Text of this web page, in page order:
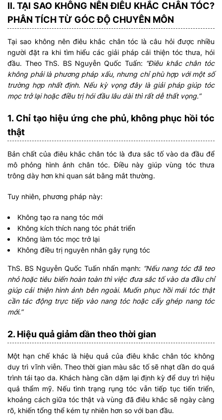
II. TẠI SAO KHÔNG NÊN ĐIÊU KHẮC CHÂN TÓC?
PHÂN TÍCH TỪ GÓC ĐỘ CHUYÊN MÔN
Tại sao không nên điêu khắc chân tóc là câu hỏi được nhiều
người đặt ra khi tìm hiểu các giải pháp cải thiện tóc thưa, hói
đầu. Theo ThS. BS Nguyễn Quốc Tuấn: “Điêu khắc chân tóc
không phải là phương pháp xấu, nhưng chỉ phù hợp với một số
trường hợp nhất định. Nếu kỳ vọng đây là giải pháp giúp tóc
mọc trở lại hoặc điều trị hói đầu lâu dài thì rất dễ thất vọng.”
1. Chỉ tạo hiệu ứng che phủ, không phục hồi tóc
thật
Bản chất của điêu khắc chân tóc là đưa sắc tố vào da đầu để
mô phỏng hình ảnh chân tóc. Điều này giúp vùng tóc thưa
trông dày hơn khi quan sát bằng mắt thường.
Tuy nhiên, phương pháp này:
Không tạo ra nang tóc mới
Không kích thích nang tóc phát triển
Không làm tóc mọc trở lại
Không điều trị nguyên nhân gây rụng tóc
ThS. BS Nguyễn Quốc Tuấn nhấn mạnh: “Nếu nang tóc đã teo
nhỏ hoặc tiêu biến hoàn toàn thì việc đưa sắc tố vào da đầu chỉ
giúp cải thiện hình ảnh bên ngoài. Muốn phục hồi mái tóc thật
cần tác động trực tiếp vào nang tóc hoặc cấy ghép nang tóc
mới.”
2. Hiệu quả giảm dần theo thời gian
Một hạn chế khác là hiệu quả của điêu khắc chân tóc không
duy trì vĩnh viễn. Theo thời gian màu sắc tố sẽ nhạt dần do quá
trình tái tạo da. Khách hàng cần dặm lại định kỳ để duy trì hiệu
quả thẩm mỹ. Nếu tình trạng rụng tóc vẫn tiếp tục tiến triển,
khoảng cách giữa tóc thật và vùng đã điêu khắc sẽ ngày càng
rõ, khiến tổng thể kém tự nhiên hơn so với ban đầu.